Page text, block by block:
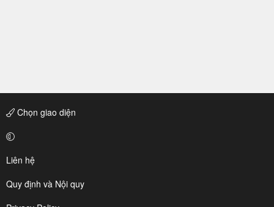
Chọn giao diện
Liên hệ
Quy định và Nội quy